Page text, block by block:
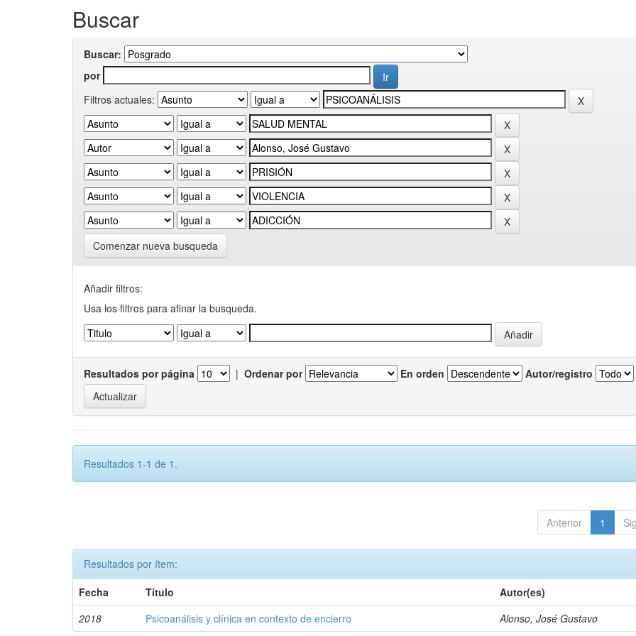
Buscar
Buscar:
por
Filtros actuales:
Comenzar nueva busqueda
Añadir filtros:
Usa los filtros para afinar la busqueda.
Resultados por página | Ordenar por En orden Autor/registro
Resultados 1-1 de 1.
Anterior 1
Resultados por ítem:
Fecha
Título
Autor(es)
2018
Psicoanálisis y clínica en contexto de encierro Alonso, José Gustavo